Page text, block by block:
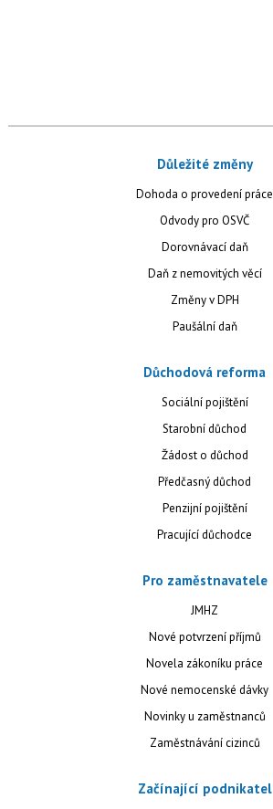
Důležité změny
Dohoda o provedení práce
Odvody pro OSVČ
Dorovnávací daň
Daň z nemovitých věcí
Změny v DPH
Paušální daň
Důchodová reforma
Sociální pojištění
Starobní důchod
Žádost o důchod
Předčasný důchod
Penzijní pojištění
Pracující důchodce
Pro zaměstnavatele
JMHZ
Nové potvrzení příjmů
Novela zákoníku práce
Nové nemocenské dávky
Novinky u zaměstnanců
Zaměstnávání cizinců
Začínající podnikatel